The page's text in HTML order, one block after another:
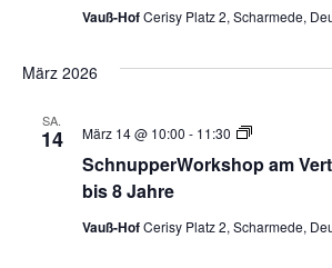
16
Jahre
Vauß-HofCerisy Platz 2, Scharmede,
März 2026
SA.
14
SchnupperWorkshop am
bis 8 Jahre
März 14 @ 10:00 - 11:30
Vertikaltuch
–
16
Jahre
Vauß-HofCerisy Platz 2, Scharmede,